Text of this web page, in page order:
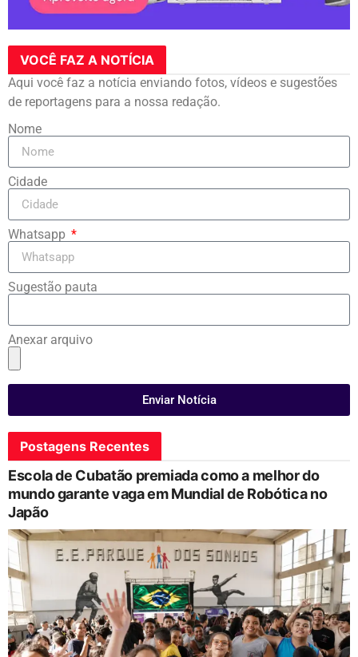
VOCÊ FAZ A NOTÍCIA
Aqui você faz a notícia enviando fotos, vídeos e sugestões
de reportagens para a nossa redação.
Nome
Cidade
Whatsapp
Sugestão pauta
Anexar arquivo
Enviar Notícia
Postagens Recentes
Escola de Cubatão premiada como a melhor do
mundo garante vaga em Mundial de Robótica no
Japão